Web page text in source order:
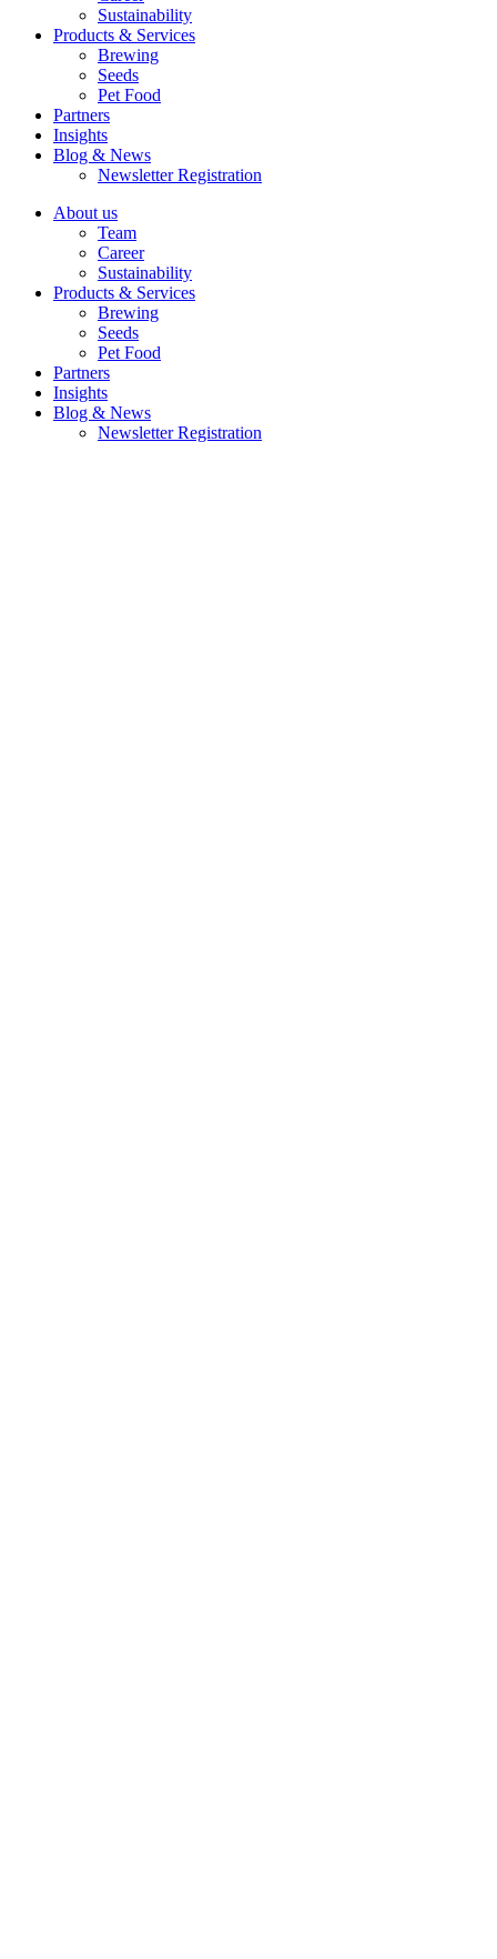
Sustainability
Products & Services
Brewing
Seeds
Pet Food
Partners
Insights
Blog & News
Newsletter Registration
About us
Team
Career
Sustainability
Products & Services
Brewing
Seeds
Pet Food
Partners
Insights
Blog & News
Newsletter Registration